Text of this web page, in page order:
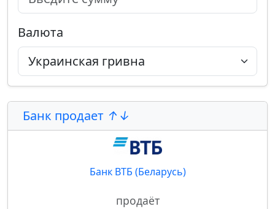
Валюта
Банк продает
Банк ВТБ (Беларусь)
продаёт